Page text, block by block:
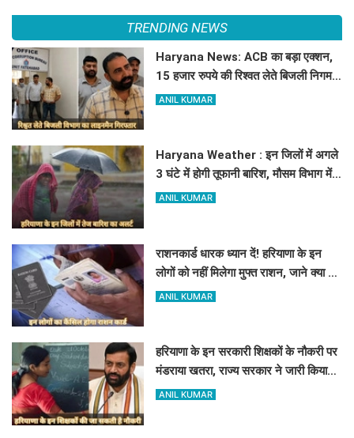
TRENDING NEWS
Haryana News: ACB का बड़ा एक्शन,
15 हजार रुपये की रिश्वत लेते बिजली निगम
का ALM गिरफ्तार
ANIL KUMAR
Haryana Weather : इन जिलों में अगले
3 घंटे में होगी तूफानी बारिश, मौसम विभाग में
जारी किया रेड अलर्ट
ANIL KUMAR
राशनकार्ड धारक ध्यान दें! हरियाणा के इन
लोगों को नहीं मिलेगा मुफ्त राशन, जाने क्या है
कारण
ANIL KUMAR
हरियाणा के इन सरकारी शिक्षकों के नौकरी पर
मंडराया खतरा, राज्य सरकार ने जारी किया
बड़ा अलर्ट
ANIL KUMAR